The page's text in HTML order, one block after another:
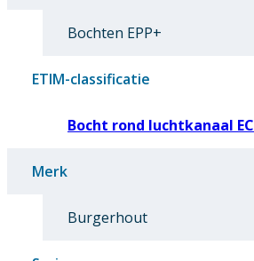
Bochten EPP+
ETIM-classificatie
Bocht rond luchtkanaal
Merk
Burgerhout